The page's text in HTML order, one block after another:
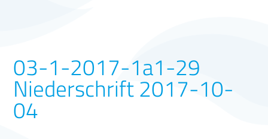
03-1-2017-1a1-29
Niederschrift 2017-10-
04